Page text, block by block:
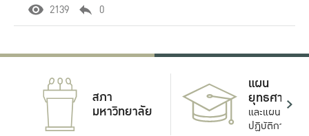
2139 0
สภา
มหาวิทยาลัย
แผน
ยุทธศาสตร์
และแผน
ปฏิบัติการ